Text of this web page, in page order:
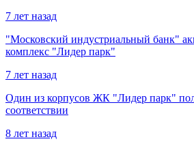
7 лет назад
"Московский индустриальный банк"
комплекс "Лидер парк"
7 лет назад
Один из корпусов ЖК "Лидер парк"
соответствии
8 лет назад